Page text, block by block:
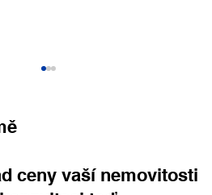
ceny vaší nemovitosti